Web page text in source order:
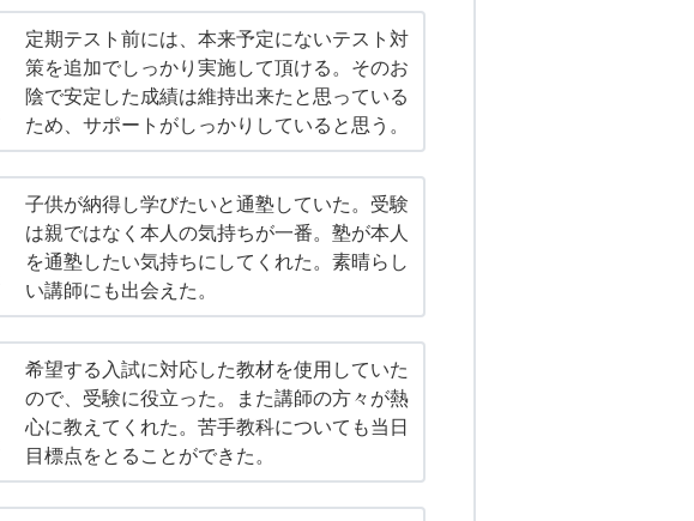
定期テスト前には、本来予定にないテスト対
策を追加でしっかり実施して頂ける。そのお
陰で安定した成績は維持出来たと思っている
ため、サポートがしっかりしていると思う。
子供が納得し学びたいと通塾していた。受験
は親ではなく本人の気持ちが一番。塾が本人
を通塾したい気持ちにしてくれた。素晴らし
い講師にも出会えた。
希望する入試に対応した教材を使用していた
ので、受験に役立った。また講師の方々が熱
心に教えてくれた。苦手教科についても当日
目標点をとることができた。